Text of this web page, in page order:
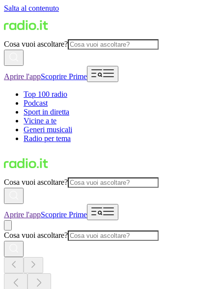
Salta al contenuto
Cosa vuoi ascoltare?
Aprire l'appScoprire Prime
Top 100 radio
Podcast
Sport in diretta
Vicine a te
Generi musicali
Radio per tema
Cosa vuoi ascoltare?
Aprire l'appScoprire Prime
Cosa vuoi ascoltare?